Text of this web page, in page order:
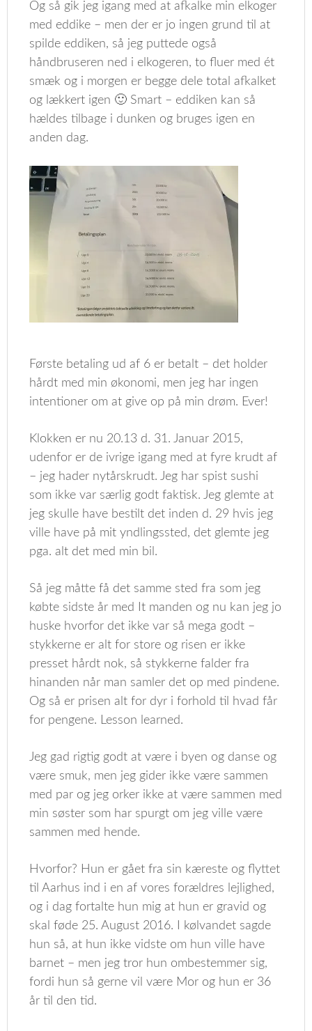
Og så gik jeg igang med at afkalke min elkoger
med eddike – men der er jo ingen grund til at
spilde eddiken, så jeg puttede også
håndbruseren ned i elkogeren, to fluer med ét
smæk og i morgen er begge dele total afkalket
og lækkert igen 🙂 Smart – eddiken kan så
hældes tilbage i dunken og bruges igen en
anden dag.
Første betaling ud af 6 er betalt – det holder
hårdt med min økonomi, men jeg har ingen
intentioner om at give op på min drøm. Ever!
Klokken er nu 20.13 d. 31. Januar 2015,
udenfor er de ivrige igang med at fyre krudt af
– jeg hader nytårskrudt. Jeg har spist sushi
som ikke var særlig godt faktisk. Jeg glemte at
jeg skulle have bestilt det inden d. 29 hvis jeg
ville have på mit yndlingssted, det glemte jeg
pga. alt det med min bil.
Så jeg måtte få det samme sted fra som jeg
købte sidste år med It manden og nu kan jeg jo
huske hvorfor det ikke var så mega godt –
stykkerne er alt for store og risen er ikke
presset hårdt nok, så stykkerne falder fra
hinanden når man samler det op med pindene.
Og så er prisen alt for dyr i forhold til hvad får
for pengene. Lesson learned.
Jeg gad rigtig godt at være i byen og danse og
være smuk, men jeg gider ikke være sammen
med par og jeg orker ikke at være sammen med
min søster som har spurgt om jeg ville være
sammen med hende.
Hvorfor? Hun er gået fra sin kæreste og flyttet
til Aarhus ind i en af vores forældres lejlighed,
og i dag fortalte hun mig at hun er gravid og
skal føde 25. August 2016. I kølvandet sagde
hun så, at hun ikke vidste om hun ville have
barnet – men jeg tror hun ombestemmer sig,
fordi hun så gerne vil være Mor og hun er 36
år til den tid.